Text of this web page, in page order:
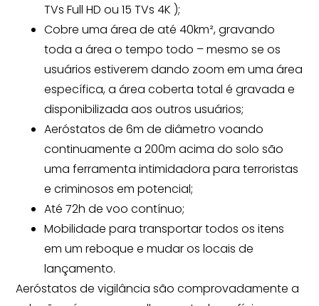
TVs Full HD ou 15 TVs 4K );
Cobre uma área de até 40km², gravando
toda a área o tempo todo – mesmo se os
usuários estiverem dando zoom em uma área
específica, a área coberta total é gravada e
disponibilizada aos outros usuários;
Aeróstatos de 6m de diâmetro voando
continuamente a 200m acima do solo são
uma ferramenta intimidadora para terroristas
e criminosos em potencial;
Até 72h de voo contínuo;
Mobilidade para transportar todos os itens
em um reboque e mudar os locais de
lançamento.
Aeróstatos de vigilância são comprovadamente a